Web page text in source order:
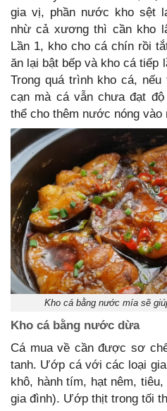
gia vị, phần nước kho sệt
nhừ cả xương thì cần kho
Lần 1, kho cho cá chín rồi
ăn lại bật bếp và kho cá tiếp
Trong quá trình kho cá,
cạn mà cá vẫn chưa đạt
thể cho thêm nước nóng vào
Kho cá bằng nước mía sẽ
Kho cá bằng nước dừa
Cá mua về cần được sơ
tanh. Ướp cá với các loại
khô, hành tím, hạt nêm,
gia đình). Ướp thịt trong tối